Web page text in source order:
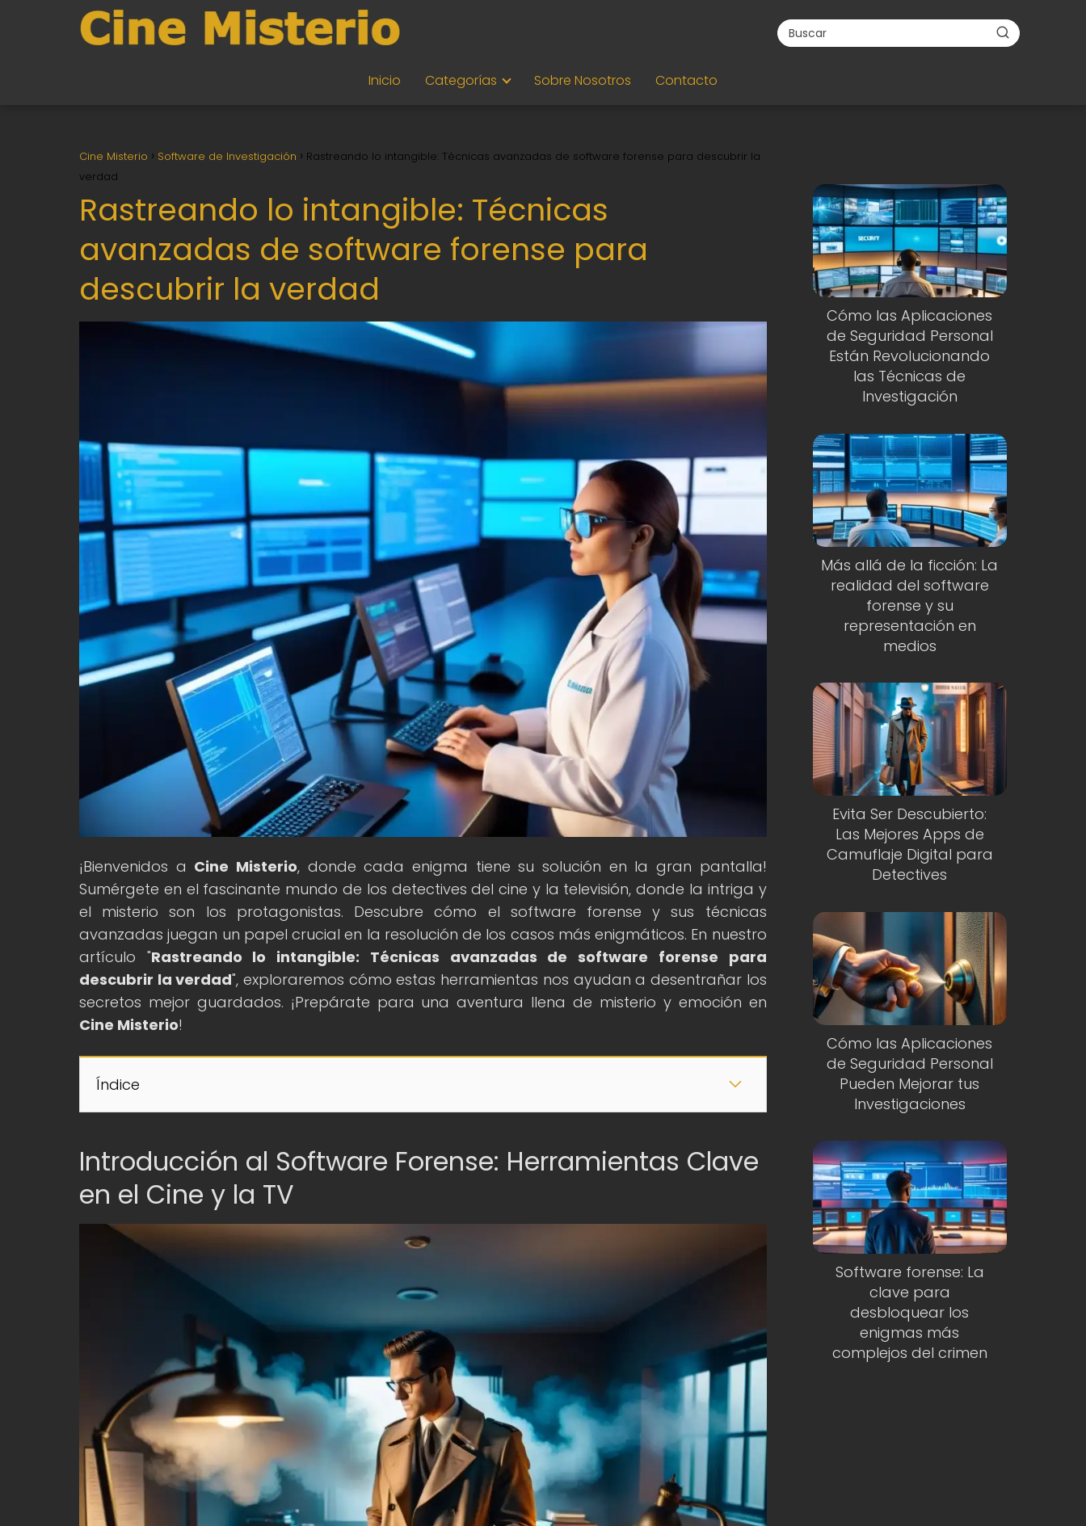
Inicio Categorías Sobre Nosotros Contacto
Cine Misterio Software de Investigación
Rastreando lo intangible: Técnicas avanzadas de software forense para descubrir la
verdad
Rastreando lo intangible: Técnicas
avanzadas de software forense para
descubrir la verdad
¡Bienvenidos a Cine Misterio, donde cada enigma tiene su solución en la gran pantalla!
Sumérgete en el fascinante mundo de los detectives del cine y la televisión, donde la intriga y
el misterio son los protagonistas. Descubre cómo el software forense y sus técnicas
avanzadas juegan un papel crucial en la resolución de los casos más enigmáticos. En nuestro
artículo "Rastreando lo intangible: Técnicas avanzadas de software forense para
descubrir la verdad", exploraremos cómo estas herramientas nos ayudan a desentrañar los
secretos mejor guardados. ¡Prepárate para una aventura llena de misterio y emoción en
Cine Misterio!
Índice
Introducción al Software Forense: Herramientas Clave
en el Cine y la TV
Cómo las Aplicaciones
de Seguridad Personal
Están Revolucionando
las Técnicas de
Investigación
Más allá de la ficción: La
realidad del software
forense y su
representación en
medios
Evita Ser Descubierto:
Las Mejores Apps de
Camuflaje Digital para
Detectives
Cómo las Aplicaciones
de Seguridad Personal
Pueden Mejorar tus
Investigaciones
Software forense: La
clave para
desbloquear los
enigmas más
complejos del crimen